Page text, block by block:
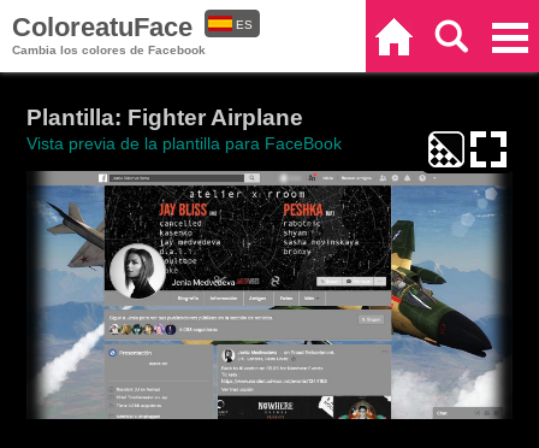
ColoreatuFace
Cambia los colores de Facebook
ES
Plantilla: Fighter Airplane
Vista previa de la plantilla para FaceBook